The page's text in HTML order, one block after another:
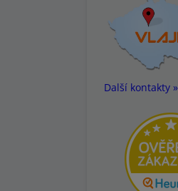
Další kontakty »